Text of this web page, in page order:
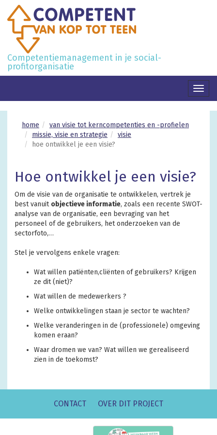
Competentiemanagement in je social-
profitorganisatie
home
van visie tot kerncompetenties en -profielen
missie, visie en strategie
visie
hoe ontwikkel je een visie?
Hoe ontwikkel je een visie?
Om de visie van de organisatie te ontwikkelen, vertrek je
best vanuit objectieve informatie, zoals een recente SWOT-
analyse van de organisatie, een bevraging van het
personeel of de gebruikers, het onderzoeken van de
sectorfoto,…
Stel je vervolgens enkele vragen:
Wat willen patiënten,cliënten of gebruikers? Krijgen
ze dit (niet)?
Wat willen de medewerkers ?
Welke ontwikkelingen staan je sector te wachten?
Welke veranderingen in de (professionele) omgeving
komen eraan?
Waar dromen we van? Wat willen we gerealiseerd
zien in de toekomst?
CONTACT OVER DIT PROJECT